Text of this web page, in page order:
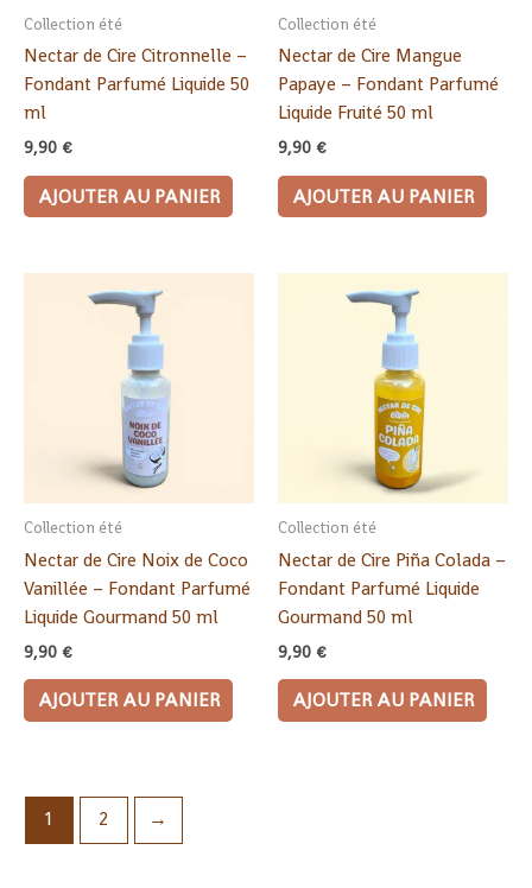
Collection été
Nectar de Cire Citronnelle –
Fondant Parfumé Liquide 50
ml
9,90 €
AJOUTER AU PANIER
Collection été
Nectar de Cire Mangue
Papaye – Fondant Parfumé
Liquide Fruité 50 ml
9,90 €
AJOUTER AU PANIER
Collection été
Nectar de Cire Noix de Coco
Vanillée – Fondant Parfumé
Liquide Gourmand 50 ml
9,90 €
AJOUTER AU PANIER
Collection été
Nectar de Cire Piña Colada –
Fondant Parfumé Liquide
Gourmand 50 ml
9,90 €
AJOUTER AU PANIER
1 2 →